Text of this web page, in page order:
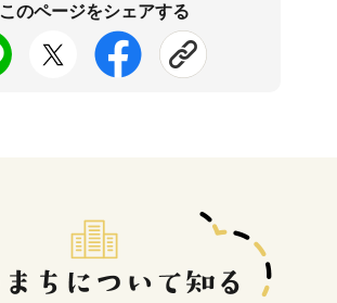
このページをシェアする